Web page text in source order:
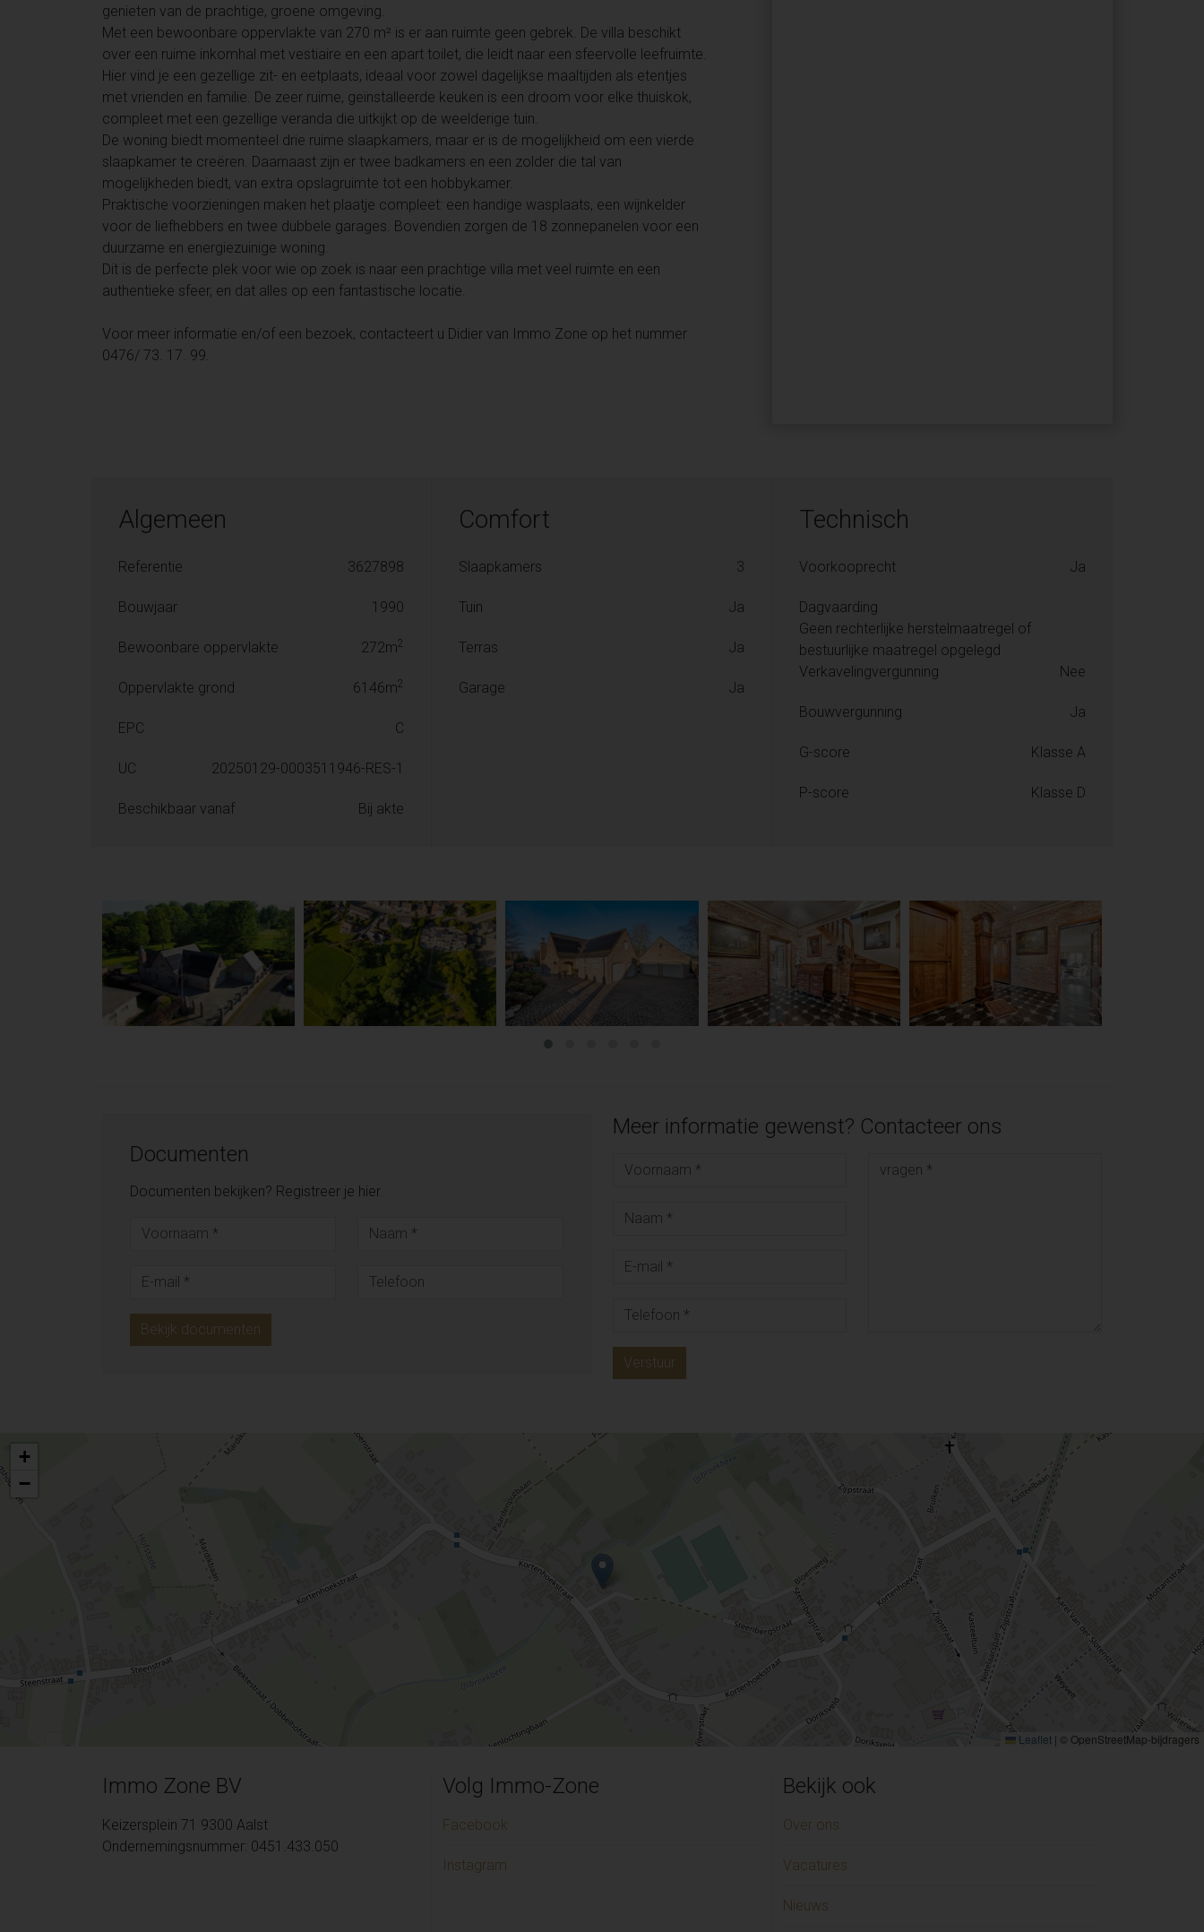
genieten van de prachtige, groene omgeving.
Met een bewoonbare oppervlakte van 270 m² is er aan ruimte geen gebrek. De villa beschikt
over een ruime inkomhal met vestiaire en een apart toilet, die leidt naar een sfeervolle leefruimte.
Hier vind je een gezellige zit- en eetplaats, ideaal voor zowel dagelijkse maaltijden als etentjes
met vrienden en familie. De zeer ruime, geïnstalleerde keuken is een droom voor elke thuiskok,
compleet met een gezellige veranda die uitkijkt op de weelderige tuin.
De woning biedt momenteel drie ruime slaapkamers, maar er is de mogelijkheid om een vierde
slaapkamer te creëren. Daarnaast zijn er twee badkamers en een zolder die tal van
mogelijkheden biedt, van extra opslagruimte tot een hobbykamer.
Praktische voorzieningen maken het plaatje compleet: een handige wasplaats, een wijnkelder
voor de liefhebbers en twee dubbele garages. Bovendien zorgen de 18 zonnepanelen voor een
duurzame en energiezuinige woning.
Dit is de perfecte plek voor wie op zoek is naar een prachtige villa met veel ruimte en een
authentieke sfeer, en dat alles op een fantastische locatie.
Voor meer informatie en/of een bezoek, contacteert u Didier van Immo Zone op het nummer
0476/ 73. 17. 99.
Algemeen
Referentie 3627898
Bouwjaar 1990
Bewoonbare oppervlakte 272m2
Oppervlakte grond 6146m2
EPC C
UC 20250129-0003511946-RES-1
Beschikbaar vanaf Bij akte
Comfort
Slaapkamers 3
Tuin Ja
Terras Ja
Garage Ja
Technisch
Voorkooprecht Ja
Dagvaarding
Geen rechterlijke herstelmaatregel of
bestuurlijke maatregel opgelegd
Verkavelingvergunning
Nee
Bouwvergunning Ja
G-score Klasse A
P-score Klasse D
Documenten
Documenten bekijken? Registreer je hier.
Bekijk documenten
Meer informatie gewenst? Contacteer ons
Verstuur
+
−
Leaflet | © OpenStreetMap-bijdragers
Immo Zone BV
Keizersplein 71 9300 Aalst
Ondernemingsnummer: 0451.433.050
Volg Immo-Zone
Facebook
Instagram
Bekijk ook
Over ons
Vacatures
Nieuws